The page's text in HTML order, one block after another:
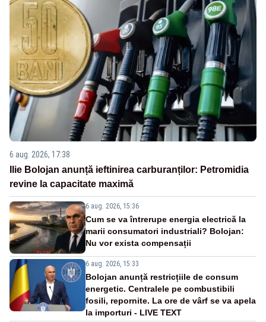
6 aug. 2026, 17:38
Ilie Bolojan anunță ieftinirea carburanților: Petromidia
revine la capacitate maximă
6 aug. 2026, 15:36
Cum se va întrerupe energia electrică la
marii consumatori industriali? Bolojan:
Nu vor exista compensații
6 aug. 2026, 15:33
Bolojan anunță restricțiile de consum
energetic. Centralele pe combustibili
fosili, repornite. La ore de vârf se va apela
la importuri - LIVE TEXT